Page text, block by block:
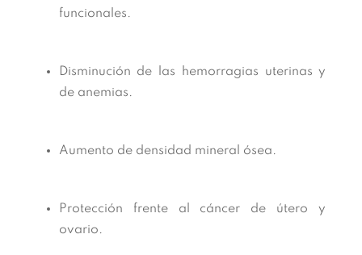
funcionales.
Disminución de las hemorragias uterinas y
de anemias.
Aumento de densidad mineral ósea.
Protección frente al cáncer de útero y
ovario.